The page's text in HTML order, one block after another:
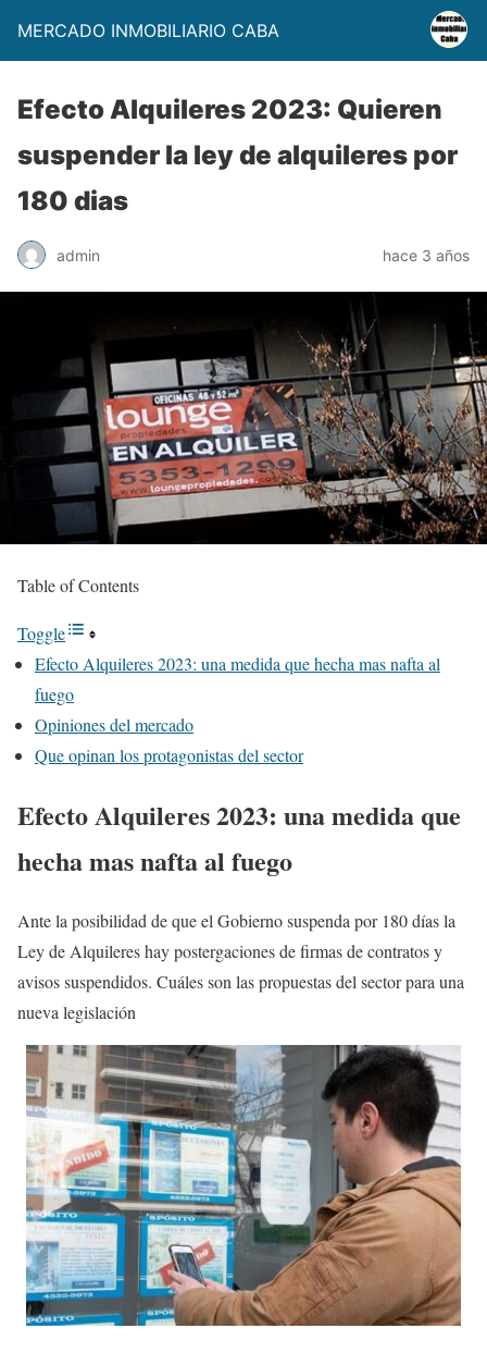
MERCADO INMOBILIARIO CABA
Efecto Alquileres 2023: Quieren
suspender la ley de alquileres por
180 dias
admin hace 3 años
Table of Contents
Toggle
Efecto Alquileres 2023: una medida que hecha mas nafta al
fuego
Opiniones del mercado
Que opinan los protagonistas del sector
Efecto Alquileres 2023: una medida que
hecha mas nafta al fuego
Ante la posibilidad de que el Gobierno suspenda por 180 días la
Ley de Alquileres hay postergaciones de firmas de contratos y
avisos suspendidos. Cuáles son las propuestas del sector para una
nueva legislación